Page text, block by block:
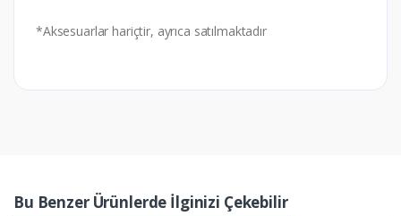
*Aksesuarlar hariçtir, ayrıca satılmaktadır
Bu Benzer Ürünlerde İlginizi Çekebilir